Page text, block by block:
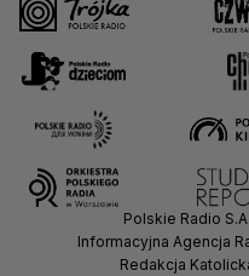
Polskie Radio S.A.
Informacyjna Agencja
Redakcja